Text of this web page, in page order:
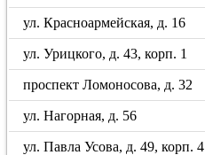
ул. Красноармейская, д. 16
ул. Урицкого, д. 43, корп. 1
проспект Ломоносова, д. 32
ул. Нагорная, д. 56
ул. Павла Усова, д. 49, корп. 4